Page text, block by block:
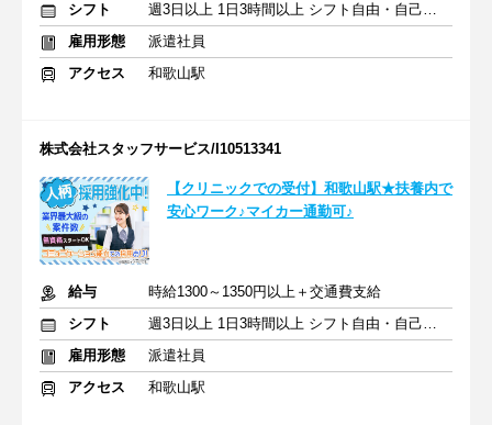
シフト
週3日以上 1日3時間以上 シフト自由・自己申告
雇用形態
派遣社員
アクセス
和歌山駅
株式会社スタッフサービス/I10513341
【クリニックでの受付】和歌山駅★扶養内で
安心ワーク♪マイカー通勤可♪
給与
時給1300～1350円以上＋交通費支給
シフト
週3日以上 1日3時間以上 シフト自由・自己申告
雇用形態
派遣社員
アクセス
和歌山駅